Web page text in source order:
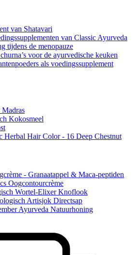
van Shatavari
van Classic Ayurveda
tijdens de menopauze
voor de ayurvedische keuken
als voedingssupplement
Kokosmeel
Herbal Hair Color - 16 Deep Chestnut
- Granaatappel & Maca-peptiden
Oogcontourcrème
Wortel-Elixer Knoflook
Artisjok Directsap
Ayurveda Natuurhoning